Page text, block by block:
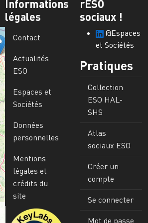
Informations
légales
Contact
Actualités
ESO
Espaces et
Sociétés
Données
personnelles
Mentions
légales et
crédits du
site
Image
rESO
sociaux !
@Espaces
et Sociétés
Pratiques
Collection
ESO HAL-
SHS
Atlas
sociaux ESO
Créer un
compte
Se connecter
Mot de passe